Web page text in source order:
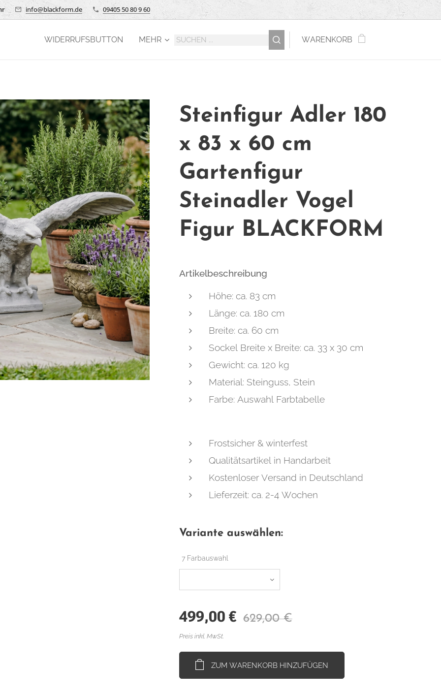
info@blackform.de 09405 50 80 9 60
WIDERRUFSBUTTON MEHR WARENKORB
Steinfigur Adler 180
x 83 x 60 cm
Gartenfigur
Steinadler Vogel
Figur BLACKFORM
Artikelbeschreibung
Höhe: ca. 83 cm
Länge: ca. 180 cm
Breite: ca. 60 cm
Sockel Breite x Breite: ca. 33 x 30 cm
Gewicht: ca. 120 kg
Material: Steinguss, Stein
Farbe: Auswahl Farbtabelle
Frostsicher & winterfest
Qualitätsartikel in Handarbeit
Kostenloser Versand in Deutschland
Lieferzeit: ca. 2-4 Wochen
Variante auswählen:
7 Farbauswahl
499,00 € 629,00€
Preis inkl. MwSt.
ZUM WARENKORB HINZUFÜGEN